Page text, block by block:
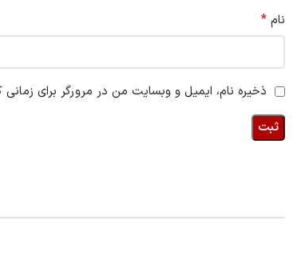
نام *
ذخیره نام، ایمیل و وبسایت من در مرورگر برای